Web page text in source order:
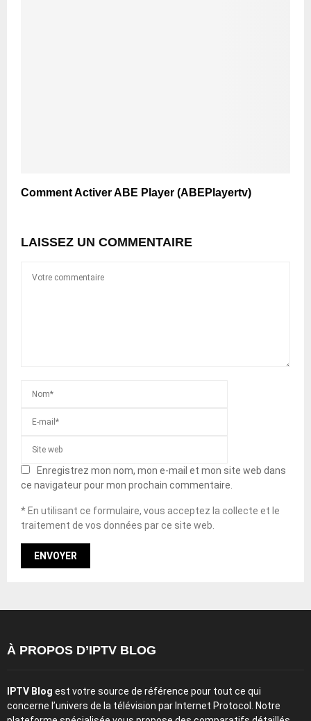
Comment Activer ABE Player (ABEPlayertv)
LAISSEZ UN COMMENTAIRE
Enregistrez mon nom, mon e-mail et mon site web dans
ce navigateur pour mon prochain commentaire.
* En utilisant ce formulaire, vous acceptez la collecte et le
traitement de vos données par ce site web.
À PROPOS D’IPTV BLOG
IPTV Blog est votre source de référence pour tout ce qui
concerne l’univers de la télévision par Internet Protocol. Notre